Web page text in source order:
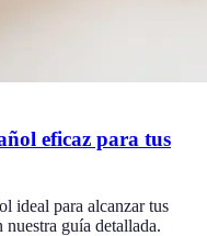
eficaz para tus
ideal para alcanzar tus
guía detallada.